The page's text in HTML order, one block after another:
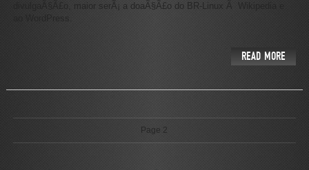
divulgaÃ§Ã£o, maior serÃ¡ a doaÃ§Ã£o do BR-Linux Ã Wikipedia e
ao WordPress.
READ MORE
Page 2